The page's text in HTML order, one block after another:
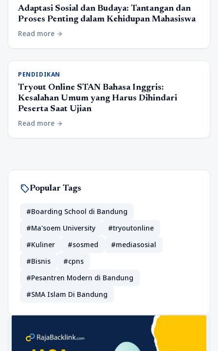
Adaptasi Sosial dan Budaya: Tantangan dan
Proses Penting dalam Kehidupan Mahasiswa
Read more arrow_forward
PENDIDIKAN
Tryout Online STAN Bahasa Inggris:
Kesalahan Umum yang Harus Dihindari
Peserta Saat Ujian
Read more arrow_forward
sellPopular Tags
#Boarding School di Bandung
#Ma'soem University
#tryoutonline
#Kuliner
#sosmed
#mediasosial
#Bisnis
#cpns
#Pesantren Modern di Bandung
#SMA Islam Di Bandung